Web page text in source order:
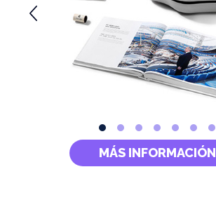
MÁS INFORMACIÓN